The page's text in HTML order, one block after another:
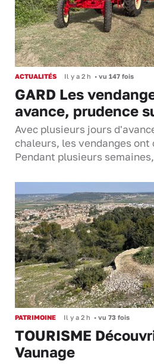
ACTUALITÉS Il y a 2 h • vu 147 fois
GARD Les
avance, prudence
Avec plusieurs jours
chaleurs, les vendanges ont
Pendant plusieurs
PATRIMOINE Il y a 2 h • vu 73 fois
TOURISME
Vaunage